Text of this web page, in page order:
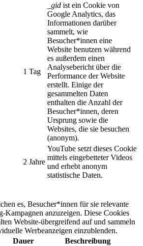
1 Tag
_gid ist ein Cookie von
Google Analytics, das
Informationen darüber
sammelt, wie
Besucher*innen eine
Website benutzen während
es außerdem einen
Analysebericht über die
Performance der Website
erstellt. Einige der
gesammelten Daten
enthalten die Anzahl der
Besucher*innen, deren
Ursprung sowie die
Websites, die sie besuchen
(anonym).
2 Jahre
YouTube setzt dieses Cookie
mittels eingebetteter Videos
und erhebt anonym
statistische Daten.
es, Besucher*innen für sie relevante
Kampagnen anzuzeigen. Diese Cookies
Website-übergreifend auf und sammeln
Werbeanzeigen einzublenden.
Dauer Beschreibung